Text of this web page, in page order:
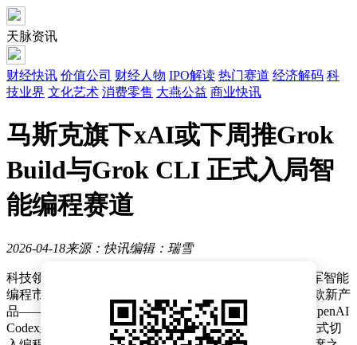
天脉资讯
财经快讯 价值公司 财经人物 IPO解读 热门赛道 经济解码 科
技业界 文化艺术 消费零售 大燕公益 商业快讯
马斯克旗下xAI或下周推Grok
Build与Grok CLI 正式入局智
能编程赛道
2026-04-18来源：快讯编辑：瑞雪
科技领域再掀波澜，埃隆·马斯克旗下xAI公司被曝将进军智能
编程市场。据科技媒体报道，该公司计划在下周推出两款新产
品——Grok Build与Grok CLI，直接对标Claude Code、OpenAI
Codex及Google Jules等主流工具。这一动作意味着xAI正式切